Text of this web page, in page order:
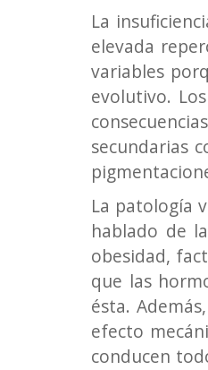
La
elevada
variables
evolutivo.
secundarias
La patología
hablado de
obesidad,
que las
ésta.
efecto
conducen